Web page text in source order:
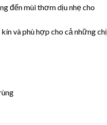
đến mùi thơm dịu nhẹ cho
và phù hợp cho cả những chị